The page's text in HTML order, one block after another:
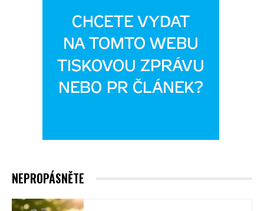
NEPROPÁSNĚTE